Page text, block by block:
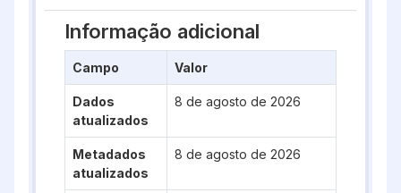
Informação adicional
Campo Valor
Dados
atualizados
8 de agosto de 2026
Metadados
atualizados
8 de agosto de 2026